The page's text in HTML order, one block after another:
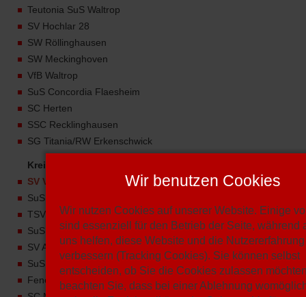
Teutonia SuS Waltrop
SV Hochlar 28
SW Röllinghausen
SW Meckinghoven
VfB Waltrop
SuS Concordia Flaesheim
SC Herten
SSC Recklinghausen
SG Titania/RW Erkenschwick
Kreisliga B2
SV Vestia Disteln III
SuS Polsum
TSV Marl-Hüls
SuS Hervest-Dorsten
SV Altendorf-Ulfkotte
SuS Bertlich
Fenerbahce Marl
Wir benutzen Cookies
Wir nutzen Cookies auf unserer Website. Einige
sind essenziell für den Betrieb der Seite, während
uns helfen, diese Website und die
verbessern (Tracking Cookies). Sie können selbst
entscheiden, ob Sie die Cookies zulassen
beachten Sie, dass bei einer Ablehnung